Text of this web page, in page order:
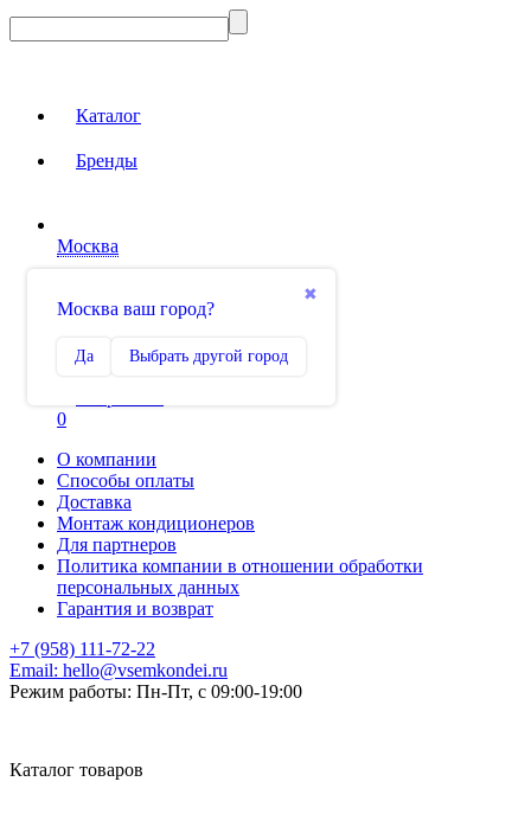
Каталог
Бренды
Москва
✖
Москва ваш город?
Да Выбрать другой город
Сравнение
0
О компании
Способы оплаты
Доставка
Монтаж кондиционеров
Для партнеров
Политика компании в отношении обработки
персональных данных
Гарантия и возврат
+7 (958) 111-72-22
Email: hello@vsemkondei.ru
Режим работы: Пн-Пт, с 09:00-19:00
Каталог товаров